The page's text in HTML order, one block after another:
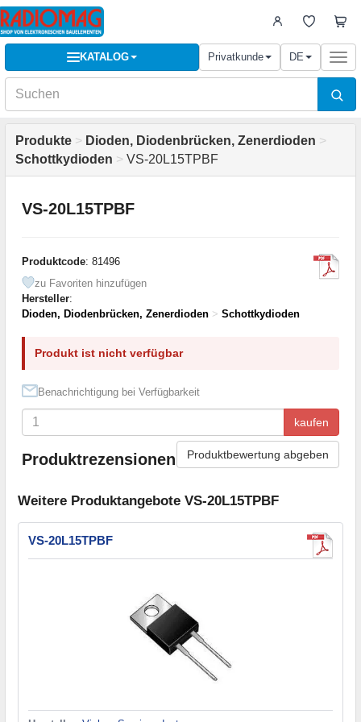
KATALOG Privatkunde DE
Produkte > Dioden, Diodenbrücken, Zenerdioden >
Schottkydioden > VS-20L15TPBF
VS-20L15TPBF
Produktcode: 81496
zu Favoriten hinzufügen
Hersteller:
Dioden, Diodenbrücken, Zenerdioden > Schottkydioden
Produkt ist nicht verfügbar
Benachrichtigung bei Verfügbarkeit
kaufen
Produktrezensionen Produktbewertung abgeben
Weitere Produktangebote VS-20L15TPBF
VS-20L15TPBF